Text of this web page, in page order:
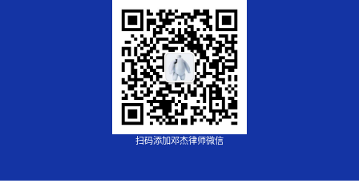
扫码添加邓杰律师微信